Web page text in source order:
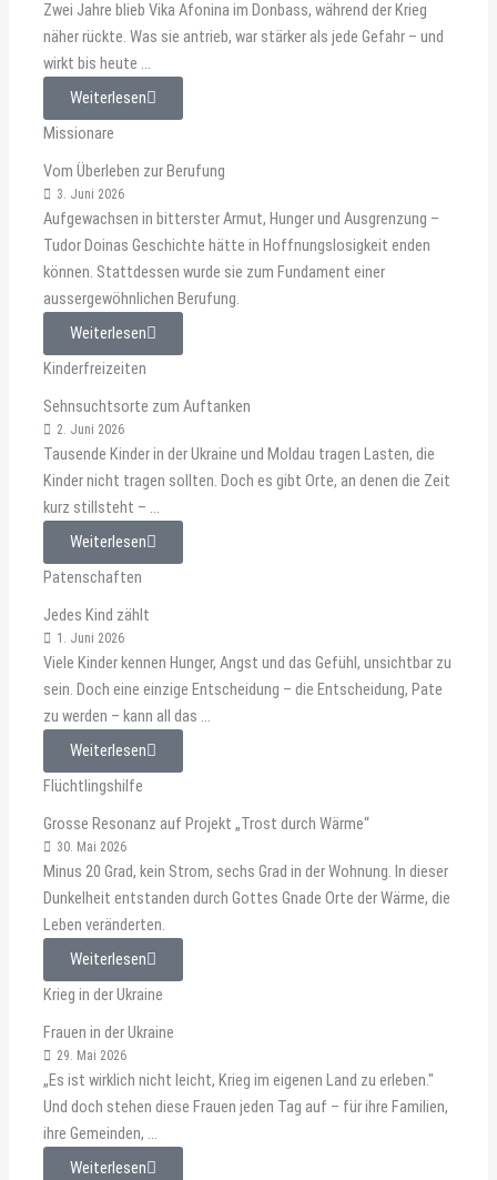
Zwei Jahre blieb Vika Afonina im Donbass, während der Krieg
näher rückte. Was sie antrieb, war stärker als jede Gefahr – und
wirkt bis heute ...
Weiterlesen
Missionare
Vom Überleben zur Berufung
3. Juni 2026
Aufgewachsen in bitterster Armut, Hunger und Ausgrenzung –
Tudor Doinas Geschichte hätte in Hoffnungslosigkeit enden
können. Stattdessen wurde sie zum Fundament einer
aussergewöhnlichen Berufung.
Weiterlesen
Kinderfreizeiten
Sehnsuchtsorte zum Auftanken
2. Juni 2026
Tausende Kinder in der Ukraine und Moldau tragen Lasten, die
Kinder nicht tragen sollten. Doch es gibt Orte, an denen die Zeit
kurz stillsteht – ...
Weiterlesen
Patenschaften
Jedes Kind zählt
1. Juni 2026
Viele Kinder kennen Hunger, Angst und das Gefühl, unsichtbar zu
sein. Doch eine einzige Entscheidung – die Entscheidung, Pate
zu werden – kann all das ...
Weiterlesen
Flüchtlingshilfe
Grosse Resonanz auf Projekt „Trost durch Wärme“
30. Mai 2026
Minus 20 Grad, kein Strom, sechs Grad in der Wohnung. In dieser
Dunkelheit entstanden durch Gottes Gnade Orte der Wärme, die
Leben veränderten.
Weiterlesen
Krieg in der Ukraine
Frauen in der Ukraine
29. Mai 2026
„Es ist wirklich nicht leicht, Krieg im eigenen Land zu erleben."
Und doch stehen diese Frauen jeden Tag auf – für ihre Familien,
ihre Gemeinden, ...
Weiterlesen